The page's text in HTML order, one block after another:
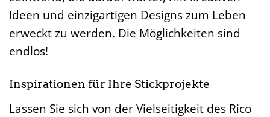
Ideen und einzigartigen Designs zum Leben
erweckt zu werden. Die Möglichkeiten sind
endlos!
Inspirationen für Ihre Stickprojekte
Lassen Sie sich von der Vielseitigkeit des Rico